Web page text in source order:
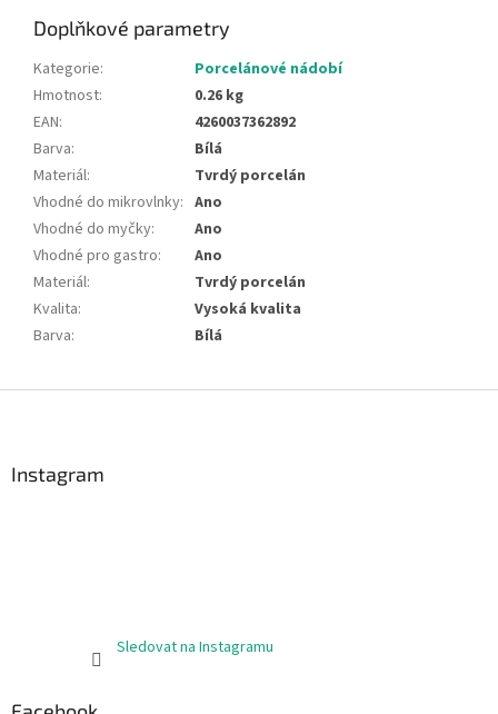
Doplňkové parametry
Kategorie:
Porcelánové nádobí
Hmotnost:
0.26 kg
EAN:
4260037362892
Barva:
Bílá
Materiál:
Tvrdý porcelán
Vhodné do mikrovlnky: Ano
Vhodné do myčky:
Ano
Vhodné pro gastro:
Ano
Materiál:
Tvrdý porcelán
Kvalita:
Vysoká kvalita
Barva: Bílá
Instagram
Sledovat na Instagramu